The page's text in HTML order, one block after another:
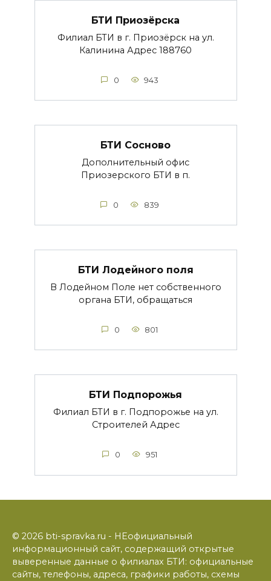
БТИ Приозёрска
Филиал БТИ в г. Приозёрск на ул.
Калинина Адрес 188760
0 943
БТИ Сосново
Дополнительный офис
Приозерского БТИ в п.
0 839
БТИ Лодейного поля
В Лодейном Поле нет собственного
органа БТИ, обращаться
0 801
БТИ Подпорожья
Филиал БТИ в г. Подпорожье на ул.
Строителей Адрес
0 951
© 2026 bti-spravka.ru - НЕофициальный
информационный сайт, содержащий открытые
выверенные данные о филиалах БТИ: официальные
сайты, телефоны, адреса, графики работы, схемы